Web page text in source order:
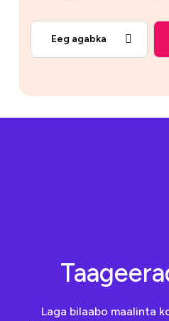
Eeg agabka
Laga bilaabo maalinta